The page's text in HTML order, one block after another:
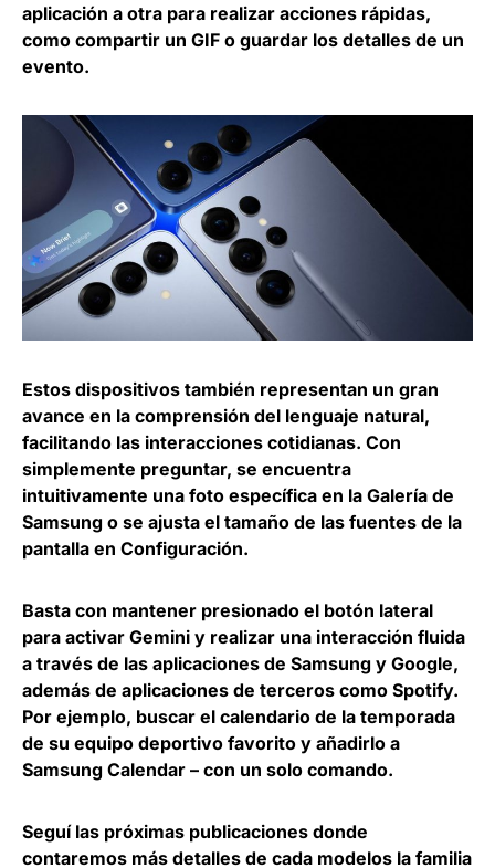
aplicación a otra para realizar acciones rápidas,
como compartir un GIF o guardar los detalles de un
evento.
Estos dispositivos también representan un gran
avance en la comprensión del lenguaje natural,
facilitando las interacciones cotidianas. Con
simplemente preguntar, se encuentra
intuitivamente una foto específica en la Galería de
Samsung o se ajusta el tamaño de las fuentes de la
pantalla en Configuración.
Basta con mantener presionado el botón lateral
para activar Gemini y realizar una interacción fluida
a través de las aplicaciones de Samsung y Google,
además de aplicaciones de terceros como Spotify.
Por ejemplo, buscar el calendario de la temporada
de su equipo deportivo favorito y añadirlo a
Samsung Calendar – con un solo comando.
Seguí las próximas publicaciones donde
contaremos más detalles de cada modelos la familia